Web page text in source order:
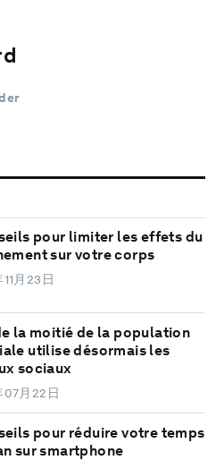
pour limiter les effets du
sur votre corps
月23日
la moitié de la population
utilise désormais les
sociaux
月22日
pour réduire votre temps
sur smartphone